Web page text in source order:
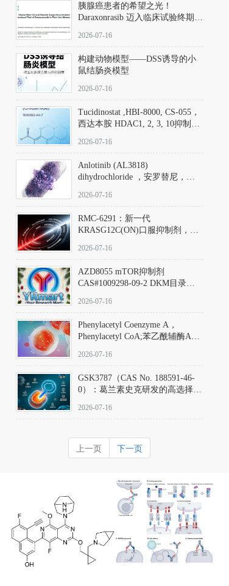
胰腺癌患者的希望之光！
Daraxonrasib 迈入临床试验终期阶
2026-07-16
构建动物模型——DSS诱导的小
鼠结肠炎模型
2026-07-16
Tucidinostat ,HBI-8000, CS-055，
西达本胺 HDAC1, 2, 3, 10抑制剂
D808567) - DKM活性分子
2026-07-16
Anlotinib (AL3818)
dihydrochloride ，安罗替尼，
Hydrochloride实验方法步骤SOP
2026-07-16
RMC-6291：新一代
KRASG12C(ON)口服抑制剂，
(Elironrasib)CAS#2641998-63-0
2026-07-16
AZD8055 mTOR抑制剂
CAS#1009298-09-2 DKM目录号
激酶抑制剂的深度剖析
2026-07-16
Phenylacetyl Coenzyme A，
Phenylacetyl CoA;苯乙酰辅酶A
2026-07-16
GSK3787（CAS No. 188591-46-
0）：葛兰素史克研发的高选择
抗剂，被广泛视为研究PPARδ核
靶点药理机制的金标准化学探
针。
2026-07-16
上一页 下一页